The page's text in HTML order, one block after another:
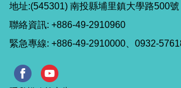
地址:(545301) 南投縣埔里鎮大學路500號
聯絡資訊: +886-49-2910960
緊急專線: +886-49-2910000、0932-